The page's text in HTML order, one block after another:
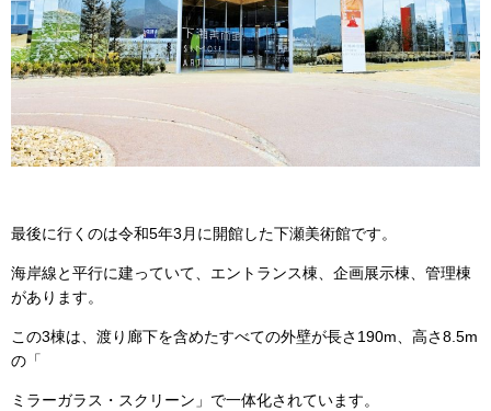
最後に行くのは令和5年3月に開館した下瀬美術館です。
海岸線と平行に建っていて、エントランス棟、企画展示棟、管理棟
があります。
この3棟は、渡り廊下を含めたすべての外壁が長さ190m、高さ8.5m
の「
ミラーガラス・スクリーン」で一体化されています。